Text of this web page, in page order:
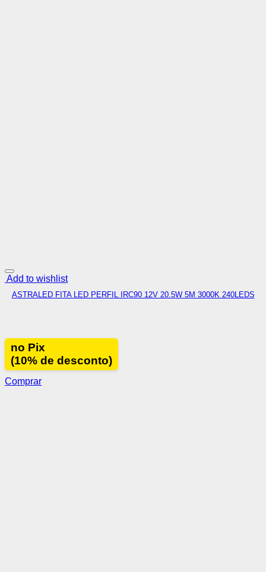
Add to wishlist
ASTRALED FITA LED PERFIL IRC90 12V 20.5W 5M 3000K 240LEDS
no Pix
(10% de desconto)
Comprar